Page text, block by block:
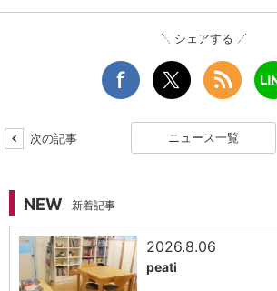
シェアする
次の記事 ニュース一覧
NEW 新着記事
2026.8.06
peati